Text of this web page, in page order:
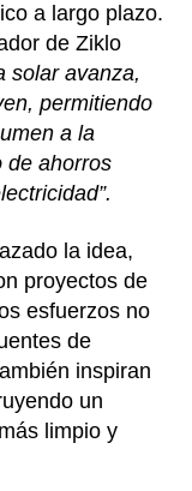
a largo plazo.
de Ziklo
solar avanza,
permitiendo
a la
de ahorros
la idea,
proyectos de
esfuerzos no
de
inspiran
un
limpio y